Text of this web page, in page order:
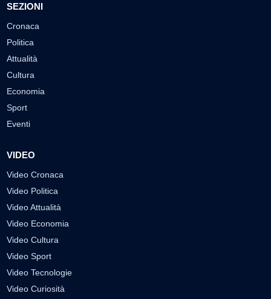
SEZIONI
Cronaca
Politica
Attualità
Cultura
Economia
Sport
Eventi
VIDEO
Video Cronaca
Video Politica
Video Attualità
Video Economia
Video Cultura
Video Sport
Video Tecnologie
Video Curiosità